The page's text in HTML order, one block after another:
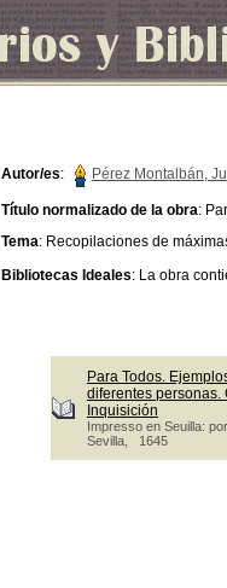
Autor/es: Pérez Montalbán,
Título normalizado de la obra:
Tema: Recopilaciones de
Bibliotecas Ideales: La obra
Para Todos.
diferentes personas.
Inquisición
Impresso en Seuilla:
Sevilla, 1645